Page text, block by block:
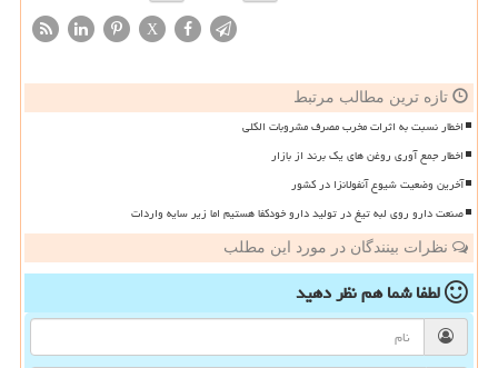
X
تازه ترین مطالب مرتبط
اخطار نسبت به اثرات مخرب مصرف مشروبات الکلی
اخطار جمع آوری روغن های یک برند از بازار
آخرین وضعیت شیوع آنفولانزا در کشور
صنعت دارو روی لبه تیغ در تولید دارو خودکفا هستیم اما زیر سایه واردات
نظرات بینندگان در مورد این مطلب
لطفا شما همنظر دهید